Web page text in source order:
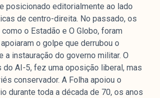
posicionado editorialmente ao lado
de centro-direita. No passado, os
o Estadão e O Globo, foram
o golpe que derrubou o
a instauração do governo militar. O
do AI-5, fez uma oposição liberal, mas
conservador. A Folha apoiou o
durante toda a década de 70, os anos